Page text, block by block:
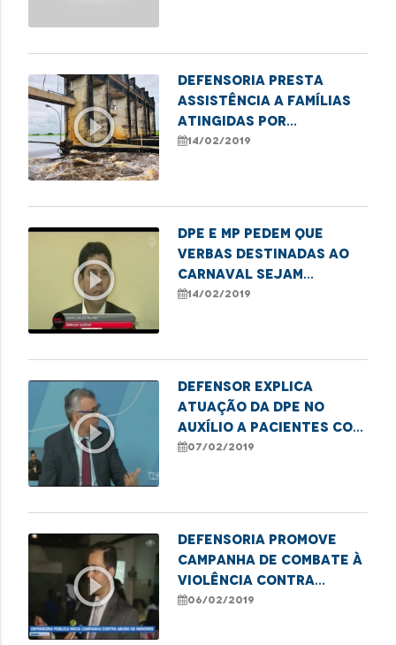
play_circle_outline
Defensoria presta
assistência a famílias
atingidas por
rompimento de
14/02/2019
play_circle_outline
DPE e MP pedem que
verbas destinadas ao
Carnaval sejam
encaminhadas à saúde
14/02/2019
play_circle_outline
Defensor explica
atuação da DPE no
auxílio a pacientes com
doenças degenerativas
07/02/2019
play_circle_outline
Defensoria promove
campanha de combate à
violência contra
criança
06/02/2019